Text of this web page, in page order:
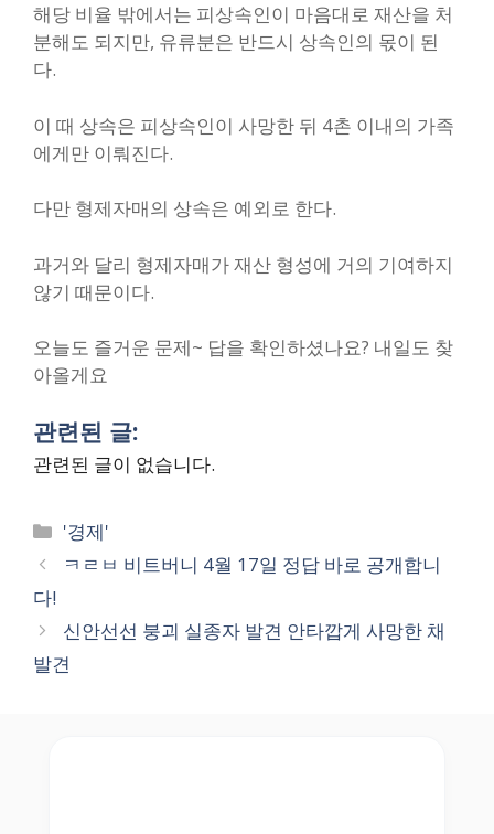
해당 비율 밖에서는 피상속인이 마음대로 재산을 처
분해도 되지만, 유류분은 반드시 상속인의 몫이 된
다.
이 때 상속은 피상속인이 사망한 뒤 4촌 이내의 가족
에게만 이뤄진다.
다만 형제자매의 상속은 예외로 한다.
과거와 달리 형제자매가 재산 형성에 거의 기여하지
않기 때문이다.
오늘도 즐거운 문제~ 답을 확인하셨나요? 내일도 찾
아올게요
관련된 글:
관련된 글이 없습니다.
Categories
'경제'
ㅋㄹㅂ 비트버니 4월 17일 정답 바로 공개합니
다!
신안선선 붕괴 실종자 발견 안타깝게 사망한 채
발견